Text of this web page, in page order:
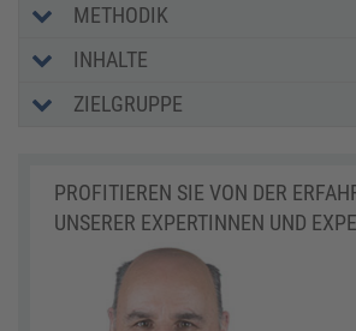
METHODIK
INHALTE
ZIELGRUPPE
PROFITIEREN SIE VON DER
UNSERER EXPERTINNEN UND